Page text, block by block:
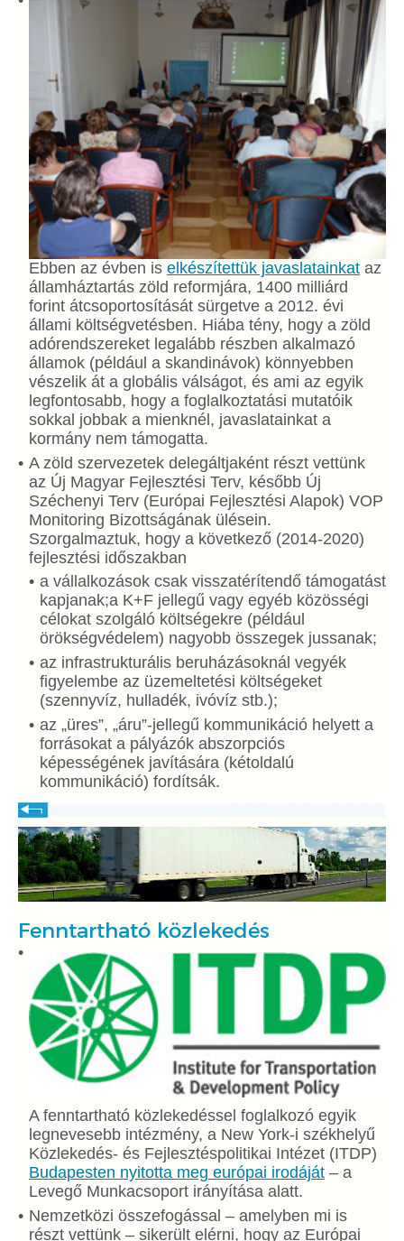
Ebben az évben is elkészítettük javaslatainkat az
államháztartás zöld reformjára, 1400 milliárd
forint átcsoportosítását sürgetve a 2012. évi
állami költségvetésben. Hiába tény, hogy a zöld
adórendszereket legalább részben alkalmazó
államok (például a skandinávok) könnyebben
vészelik át a globális válságot, és ami az egyik
legfontosabb, hogy a foglalkoztatási mutatóik
sokkal jobbak a mienknél, javaslatainkat a
kormány nem támogatta.
A zöld szervezetek delegáltjaként részt vettünk
az Új Magyar Fejlesztési Terv, később Új
Széchenyi Terv (Európai Fejlesztési Alapok) VOP
Monitoring Bizottságának ülésein.
Szorgalmaztuk, hogy a következő (2014-2020)
fejlesztési időszakban
a vállalkozások csak visszatérítendő támogatást
kapjanak;a K+F jellegű vagy egyéb közösségi
célokat szolgáló költségekre (például
örökségvédelem) nagyobb összegek jussanak;
az infrastrukturális beruházásoknál vegyék
figyelembe az üzemeltetési költségeket
(szennyvíz, hulladék, ivóvíz stb.);
az „üres”, „áru”-jellegű kommunikáció helyett a
forrásokat a pályázók abszorpciós
képességének javítására (kétoldalú
kommunikáció) fordítsák.
Fenntartható közlekedés
A fenntartható közlekedéssel foglalkozó egyik
legnevesebb intézmény, a New York-i székhelyű
Közlekedés- és Fejlesztéspolitikai Intézet (ITDP)
Budapesten nyitotta meg európai irodáját – a
Levegő Munkacsoport irányítása alatt.
Nemzetközi összefogással – amelyben mi is
részt vettünk – sikerült elérni, hogy az Európai